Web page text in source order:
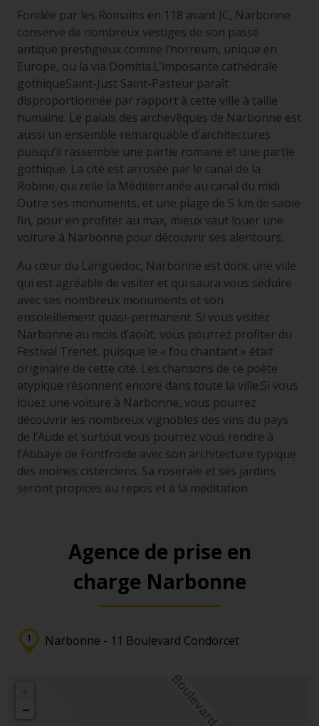
Fondée par les Romains en 118 avant JC, Narbonne
conserve de nombreux vestiges de son passé
antique prestigieux comme l’horreum, unique en
Europe, ou la via Domitia.L’imposante cathédrale
gothiqueSaint-Just Saint-Pasteur paraît
disproportionnée par rapport à cette ville à taille
humaine. Le palais des archevêques de Narbonne est
aussi un ensemble remarquable d’architectures
puisqu’il rassemble une partie romane et une partie
gothique. La cité est arrosée par le canal de la
Robine, qui relie la Méditerranée au canal du midi.
Outre ses monuments, et une plage de 5 km de sable
fin, pour en profiter au max, mieux vaut louer une
voiture à Narbonne pour découvrir ses alentours.
Au cœur du Languedoc, Narbonne est donc une ville
qui est agréable de visiter et qui saura vous séduire
avec ses nombreux monuments et son
ensoleillement quasi-permanent. Si vous visitez
Narbonne au mois d’août, vous pourrez profiter du
Festival Trenet, puisque le « fou chantant » était
originaire de cette cité. Les chansons de ce poète
atypique résonnent encore dans toute la ville.Si vous
louez une voiture à Narbonne, vous pourrez
découvrir les nombreux vignobles des vins du pays
de l’Aude et surtout vous pourrez vous rendre à
l’Abbaye de Fontfroide avec son architecture typique
des moines cisterciens. Sa roseraie et ses jardins
seront propices au repos et à la méditation.
Agence de prise en
charge Narbonne
Narbonne - 11 Boulevard Condorcet
−